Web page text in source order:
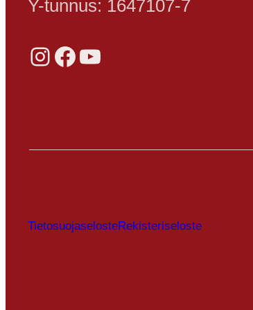
Y-tunnus: 1647107-7
Instagram Facebook YouTube
TietosuojaselosteRekisteriseloste